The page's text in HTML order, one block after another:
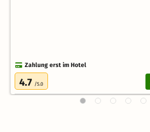
Zahlung erst im Hotel
4.7 /5.0